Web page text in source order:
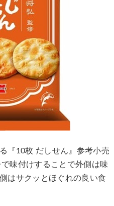
『10枚 だしせん』参考小売
味付けすることで外側は味
はサクッとほぐれの良い食